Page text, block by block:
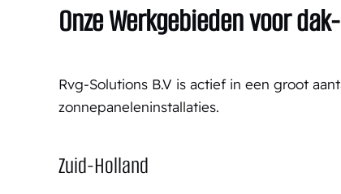
Onze Werkgebieden voor d
Rvg-Solutions B.V is actief in een groot
zonnepaneleninstallaties.
Zuid-Holland